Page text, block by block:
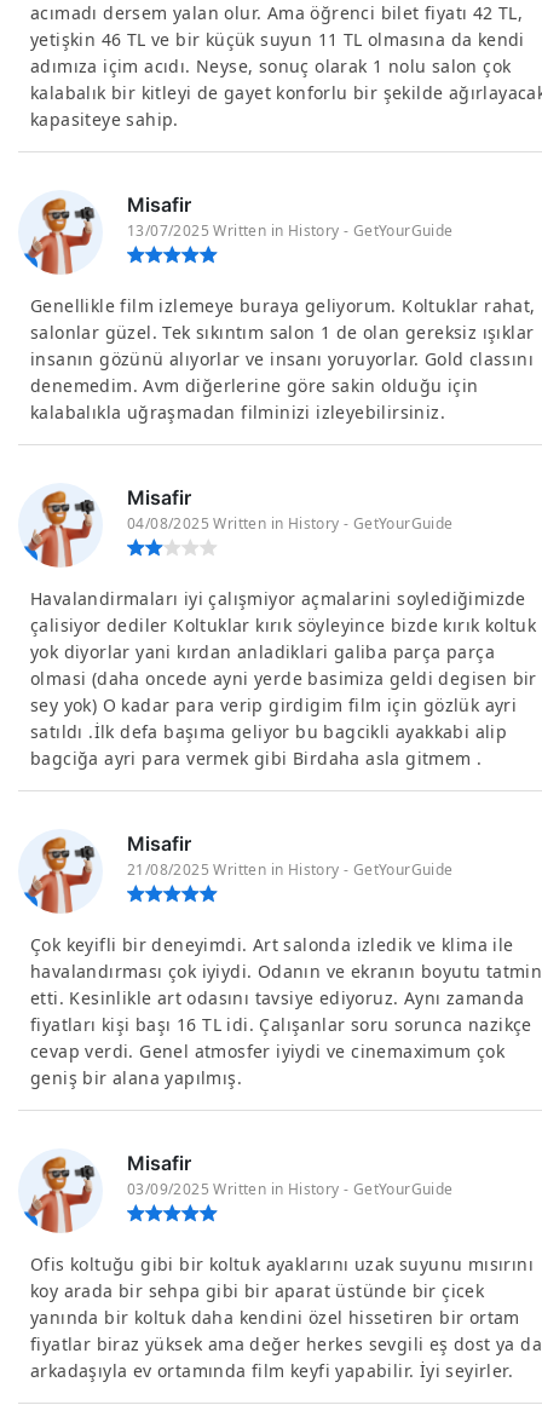
acımadı dersem yalan olur. Ama öğrenci bilet fiyatı 42 TL,
yetişkin 46 TL ve bir küçük suyun 11 TL olmasına da kendi
adımıza içim acıdı. Neyse, sonuç olarak 1 nolu salon çok
kalabalık bir kitleyi de gayet konforlu bir şekilde
kapasiteye sahip.
Misafir
13/07/2025 Written in History - GetYourGuide
Genellikle film izlemeye buraya geliyorum. Koltuklar rahat,
salonlar güzel. Tek sıkıntım salon 1 de olan gereksiz ışıklar
insanın gözünü alıyorlar ve insanı yoruyorlar. Gold classını
denemedim. Avm diğerlerine göre sakin olduğu için
kalabalıkla uğraşmadan filminizi izleyebilirsiniz.
Misafir
04/08/2025 Written in History - GetYourGuide
Havalandirmaları iyi çalışmiyor açmalarini soylediğimizde
çalisiyor dediler Koltuklar kırık söyleyince bizde kırık koltuk
yok diyorlar yani kırdan anladiklari galiba parça parça
olmasi (daha oncede ayni yerde basimiza geldi degisen bir
sey yok) O kadar para verip girdigim film için gözlük ayri
satıldı .İlk defa başıma geliyor bu bagcikli ayakkabi alip
bagciğa ayri para vermek gibi Birdaha asla gitmem .
Misafir
21/08/2025 Written in History - GetYourGuide
Çok keyifli bir deneyimdi. Art salonda izledik ve klima ile
havalandırması çok iyiydi. Odanın ve ekranın boyutu tatmin
etti. Kesinlikle art odasını tavsiye ediyoruz. Aynı zamanda
fiyatları kişi başı 16 TL idi. Çalışanlar soru sorunca nazikçe
cevap verdi. Genel atmosfer iyiydi ve cinemaximum çok
geniş bir alana yapılmış.
Misafir
03/09/2025 Written in History - GetYourGuide
Ofis koltuğu gibi bir koltuk ayaklarını uzak suyunu mısırını
koy arada bir sehpa gibi bir aparat üstünde bir çicek
yanında bir koltuk daha kendini özel hissetiren bir ortam
fiyatlar biraz yüksek ama değer herkes sevgili eş dost ya da
arkadaşıyla ev ortamında film keyfi yapabilir. İyi seyirler.